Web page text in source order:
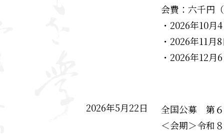
会費：六千円
・2026年10
・2026年11
・2026年12
2026年5月22日
全国公募 第
＜会期＞令和